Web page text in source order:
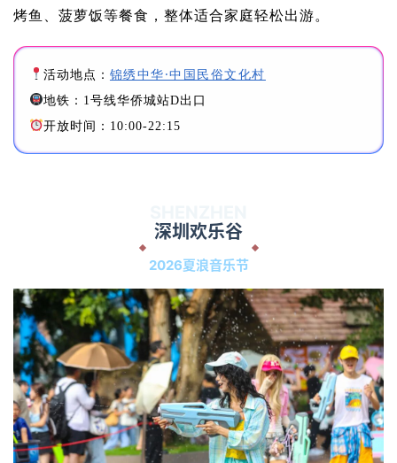
烤鱼、菠萝饭等餐食，整体适合家庭轻松出游。
活动地点： 锦绣中华·中国民俗文化村
地铁：1号线华侨城站D出口
开放时间：10:00-22:15
深圳欢乐谷
2026夏浪音乐节